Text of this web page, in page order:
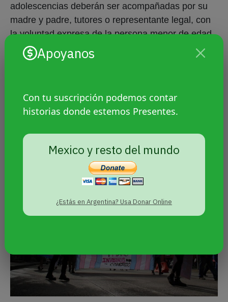
Apoyanos
Con tu suscripción podemos contar
historias donde estemos Presentes.
Mexico y resto del mundo
¿Estás en Argentina? Usa Donar Online
adolescencias deberán ser acompañadas por su
madre y padre, tutores o representante legal, con
la voluntad expresa de la persona menor de edad
y durante el trámite deberá asistir una persona
representante de la Procuraduría de los derechos
Sin embargo, la SCJN no determinó un tipo de
procedimiento, y en su lugar dejó abierto a que el
la vía administrativa o judicial.